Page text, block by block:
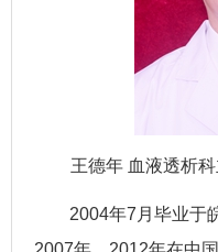
王德年 血液透析
2004年7月毕业于